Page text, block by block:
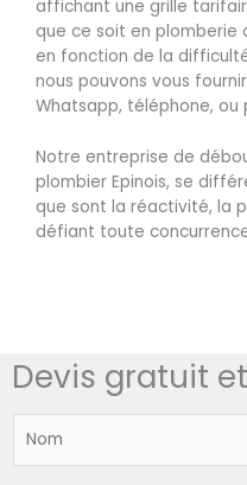
affichant une grille
que ce soit en plomberie
en fonction de la
nous pouvons vous
Whatsapp, téléphone, ou
Notre entreprise de
plombier Epinois, se
que sont la réactivité, la
défiant toute
Devis gratuit